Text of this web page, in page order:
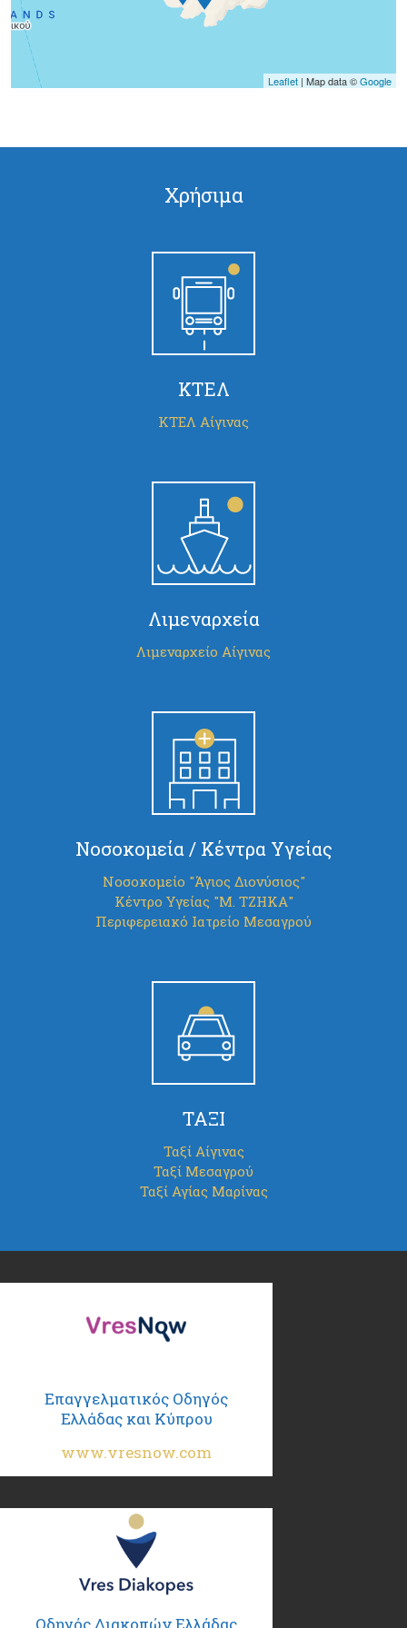
Leaflet | Map data ©Google
Χρήσιμα
ΚΤΕΛ
ΚΤΕΛ Αίγινας
Λιμεναρχεία
Λιμεναρχείο Αίγινας
Νοσοκομεία / Κέντρα Υγείας
Νοσοκομείο "Άγιος Διονύσιος"
Κέντρο Υγείας "Μ. ΤΖΗΚΑ"
Περιφερειακό Ιατρείο Μεσαγρού
ΤΑΞΙ
Ταξί Αίγινας
Ταξί Μεσαγρού
Ταξί Αγίας Μαρίνας
Επαγγελματικός Οδηγός
Ελλάδας και Κύπρου
www.vresnow.com